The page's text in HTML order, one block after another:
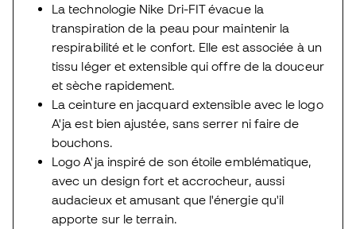
La technologie Nike Dri-FIT évacue la
transpiration de la peau pour maintenir la
respirabilité et le confort. Elle est associée à un
tissu léger et extensible qui offre de la douceur
et sèche rapidement.
La ceinture en jacquard extensible avec le logo
A'ja est bien ajustée, sans serrer ni faire de
bouchons.
Logo A'ja inspiré de son étoile emblématique,
avec un design fort et accrocheur, aussi
audacieux et amusant que l'énergie qu'il
apporte sur le terrain.